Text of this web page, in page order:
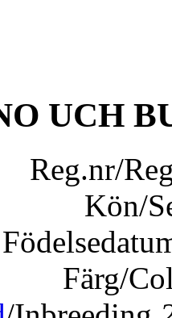
UCH
Reg.nr/
Kön/
Färg/